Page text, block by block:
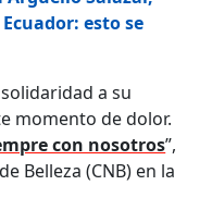
esto se
a su
momento de dolor.
con nosotros”,
Belleza (CNB) en la